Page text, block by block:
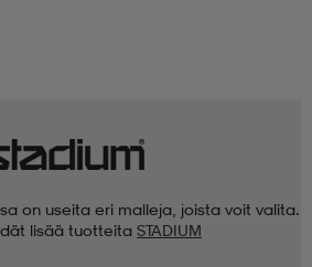
on useita eri malleja, joista voit valita.
lisää tuotteita STADIUM